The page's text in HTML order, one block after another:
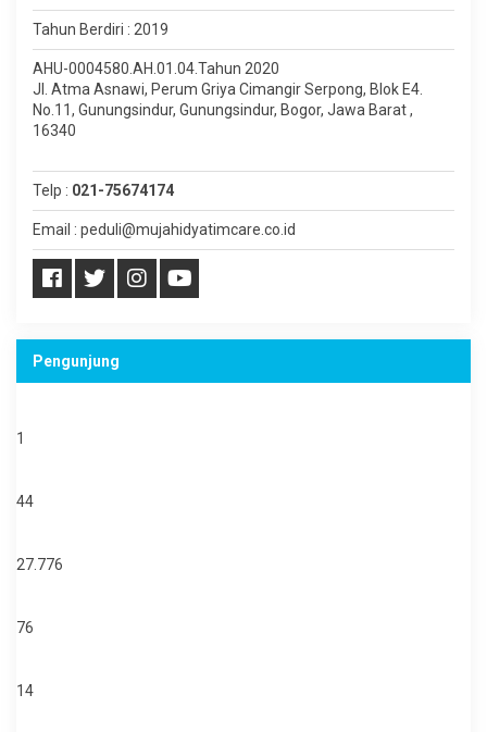
Tahun Berdiri : 2019
AHU-0004580.AH.01.04.Tahun 2020
Jl. Atma Asnawi, Perum Griya Cimangir Serpong, Blok E4.
No.11, Gunungsindur, Gunungsindur, Bogor, Jawa Barat ,
16340
Telp : 021-75674174
Email : peduli@mujahidyatimcare.co.id
Pengunjung
1
44
27.776
76
14